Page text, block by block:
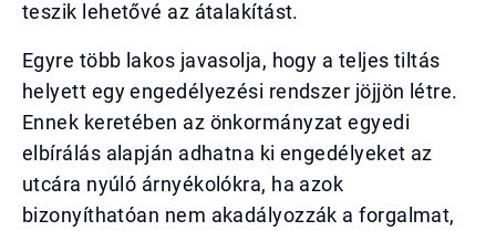
teszik lehetővé az átalakítást.
Egyre több lakos javasolja, hogy a teljes tiltás
helyett egy engedélyezési rendszer jöjjön létre.
Ennek keretében az önkormányzat egyedi
elbírálás alapján adhatna ki engedélyeket az
utcára nyúló árnyékolókra, ha azok
bizonyíthatóan nem akadályozzák a forgalmat,